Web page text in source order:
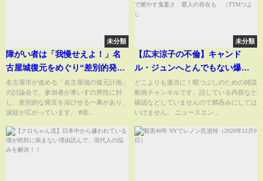
未分類
障がい者は「我慢せえよ！」名
古屋城復元をめぐり“差別的発
言”が波紋 河村市長出席で陳謝
も｜TBS NEWS DIG
名古屋市が進める「名古屋城の復元計画」
の討論会で、参加者が車いすの男性に対
し、差別的な発言を浴びせる一幕があり、
波紋が広がっています。 #差...
未分類
【広末涼子の不倫】キャンド
ル・ジュンへとんでもない爆弾
が投下された！衝撃の暴力、全
治2ヶ月の重傷、髪の毛を刈りド
ラム缶で燃やす鬼畜さ 愛人の
どこよりも適当に！暇つぶしのための雑談
動画チャンネルです。話している内容など
確認などしていませんので鵜呑みにしては
いけません。 ニュースエン...